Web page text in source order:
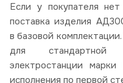
Если у покупателя
поставка изделия
в базовой
для стандартной
электростанции
исполнения по первой